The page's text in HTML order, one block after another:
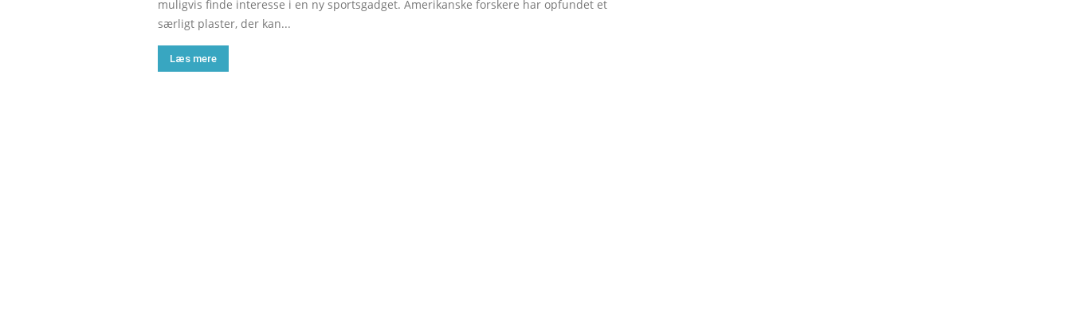
muligvis finde interesse i en ny sportsgadget. Amerikanske forskere har opfundet et
særligt plaster, der kan...
Læs mere